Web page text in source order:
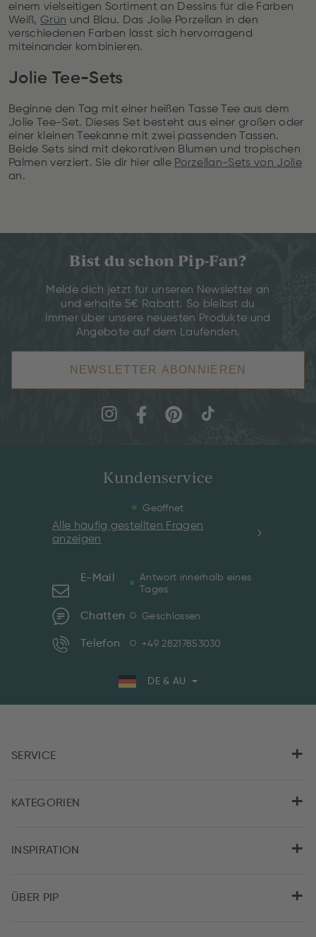
einem vielseitigen Sortiment an Dessins für die Farben
Weiß, Grün und Blau. Das Jolie Porzellan in den
verschiedenen Farben lässt sich hervorragend
miteinander kombinieren.
Jolie Tee-Sets
Beginne den Tag mit einer heißen Tasse Tee aus dem
Jolie Tee-Set. Dieses Set besteht aus einer großen oder
einer kleinen Teekanne mit zwei passenden Tassen.
Beide Sets sind mit dekorativen Blumen und tropischen
Palmen verziert. Sie dir hier alle Porzellan-Sets von Jolie
an.
Bist du schon Pip-Fan?
Melde dich jetzt für unseren Newsletter an
und erhalte 5€ Rabatt. So bleibst du
immer über unsere neuesten Produkte und
Angebote auf dem Laufenden.
NEWSLETTER ABONNIEREN
Kundenservice
Geöffnet
Alle häufig gestellten Fragen
anzeigen
E-Mail
Antwort innerhalb eines
Tages
Chatten Geschlossen
Telefon +49 28217853030
DE & AU
SERVICE
KATEGORIEN
INSPIRATION
ÜBER PIP